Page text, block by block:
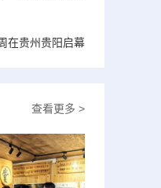
在贵州贵阳启幕
查看更多 >